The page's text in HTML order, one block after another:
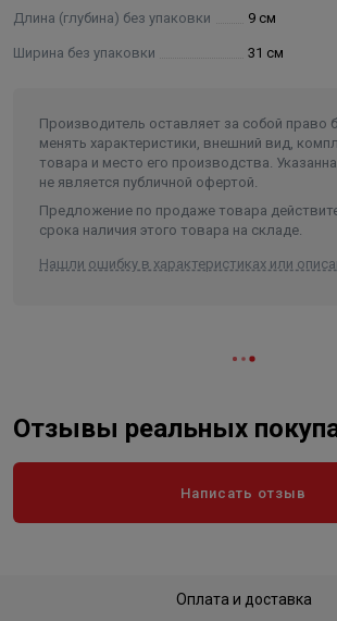
Длина (глубина) без упаковки 9 см
Ширина без упаковки 31 см
Производитель оставляет за собой право
менять характеристики, внешний вид,
товара и место его производства.
не является публичной офертой.
Предложение по продаже товара
срока наличия этого товара на складе.
Нашли ошибку в характеристиках или
Отзывы реальных
Написать отзыв
Оплата и доставка